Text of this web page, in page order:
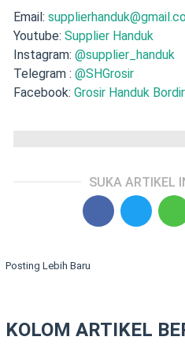
Email:
Youtube: Supplier Handuk
Instagram: @supplier_handuk
Telegram : @SHGrosir
Facebook: Grosir Handuk
SUKA ARTIKEL
Posting Lebih Baru
KOLOM ARTIKEL